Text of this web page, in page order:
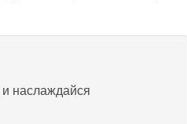
и наслаждайся